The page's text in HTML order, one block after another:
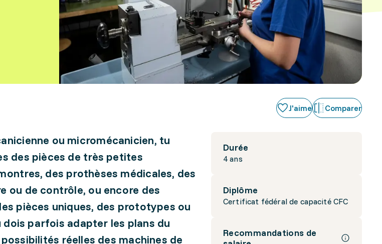
J'aime Comparer
Durée
4 ans
Diplôme
Certificat fédéral de capacité CFC
Recommandations de
ou micromécanicien, tu
des pièces de très petites
des prothèses médicales, des
ou de contrôle, ou encore des
pièces uniques, des prototypes ou
dois parfois adapter les plans du
réelles des machines de